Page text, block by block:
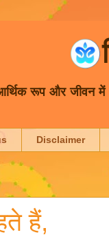
रूप और जीवन में
Disclaimer
हैं,